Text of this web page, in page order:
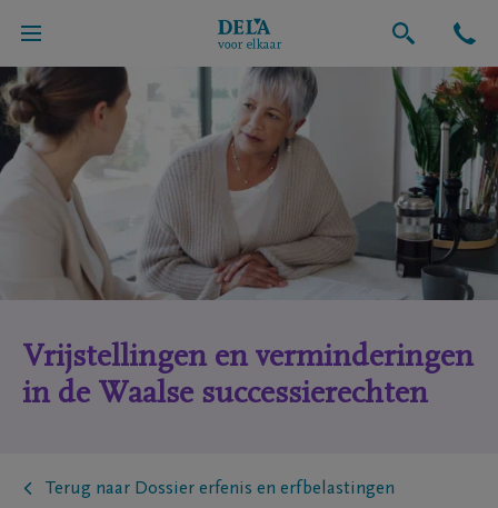
Vrijstellingen en verminderingen
in de Waalse successierechten
Terug naar Dossier erfenis en erfbelastingen